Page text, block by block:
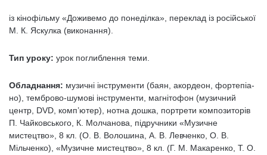
із кінофільму «Доживемо до понеділка», пере­клад із російської
М. К. Яскулка (виконання).
Тип уроку: урок поглиблення теми.
Oбладнання: музичні інструменти (баян, акордеон, фортепіа­
но), темброво-шумові інструменти, магнітофон (музичний
центр, DVD, комп’ютер), нотна дошка, портрети композиторів
П. Чайковського, К. Мол­чанова, підручники «Музичне
мистецтво», 8 кл. (О. В. Волошина, А. В. Левченко, О. В.
Мільченко), «Музичне мистецтво», 8 кл. (Г. М. Макаренко, Т. О.